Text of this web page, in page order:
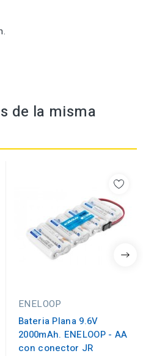
de la misma
ENELOOP
Bateria Plana 9.6V
2000mAh. ENELOOP - AA
con conector JR